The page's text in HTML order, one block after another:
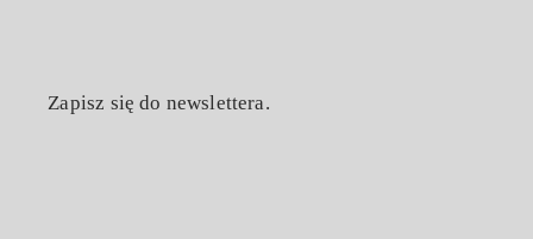
Zapisz się do newslettera.